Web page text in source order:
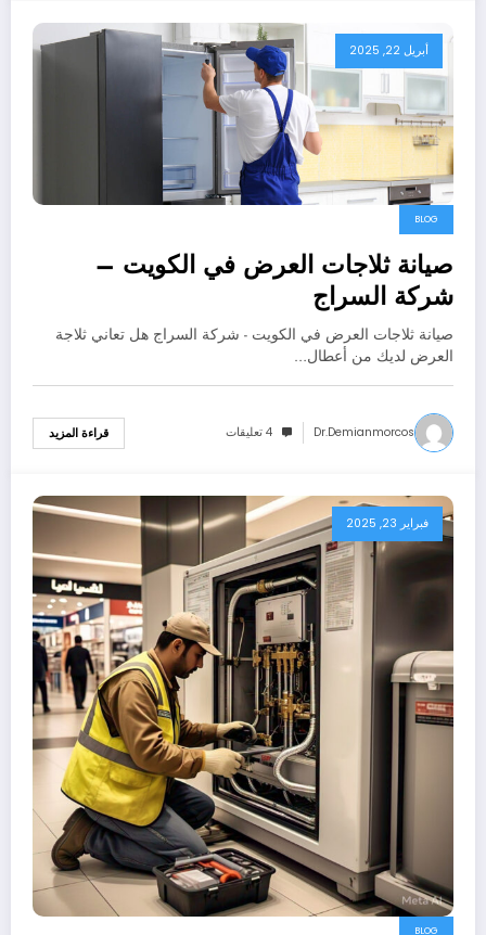
أبريل 22, 2025
BLOG
صيانة ثلاجات العرض في الكويت –
شركة السراج
صيانة ثلاجات العرض في الكويت - شركة السراج هل تعاني ثلاجة
العرض لديك من أعطال…
Dr.demianmorcos 4 تعليقات قراءة المزيد
فبراير 23, 2025
BLOG